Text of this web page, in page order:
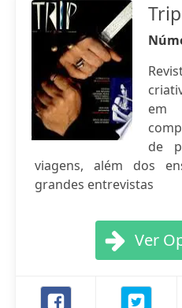
Trip
em
de
viagens, além dos
grandes entrevistas
Ver